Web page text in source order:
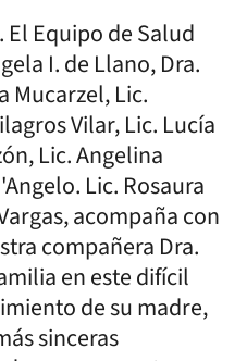
Equipo de Salud
I. de Llano, Dra.
Mucarzel, Lic.
Vilar, Lic. Lucía
Lic. Angelina
Lic. Rosaura
acompaña con
compañera Dra.
en este difícil
de su madre,
sinceras